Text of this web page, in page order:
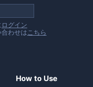
ログイン
わせは こちら
How to Use